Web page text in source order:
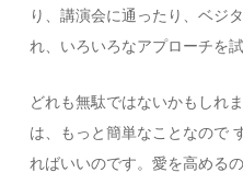
り、講演会に通ったり、ベジ
れ、いろいろなアプローチを
どれも無駄ではないかもしれ
は、もっと簡単なことなので
ればいいのです。愛を高める